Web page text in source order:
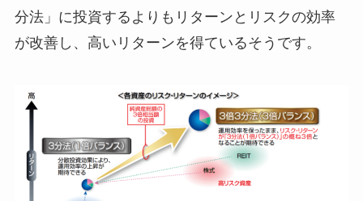
分法」に投資するよりもリターンとリスクの効率
が改善し、高いリターンを得ているそうです。